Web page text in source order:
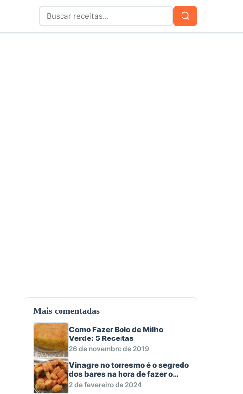
Buscar
por:
Buscar
Mais comentadas
Como Fazer Bolo de Milho
Verde: 5 Receitas
26 de novembro de 2019
Vinagre no torresmo é o segredo
dos bares na hora de fazer o
aperitivo macio e crocante
2 de fevereiro de 2024